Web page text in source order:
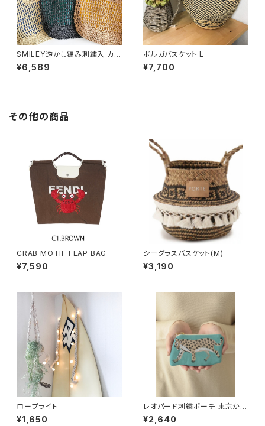
SMILEY透かし編み刺繍入 カゴ
バッグ
¥6,589
ボルガバスケット L
¥7,700
その他の商品
CRAB MOTIF FLAP BAG
¥7,590
シーグラスバスケット(M)
¥3,190
ロープライト
¥1,650
レオパード刺繍ポーチ 東京かん
かん
¥2,640